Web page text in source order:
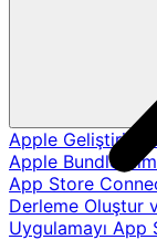
Apple Geliştirici
Apple Bundle
App Store
Derleme Oluştur
Uygulamayı App